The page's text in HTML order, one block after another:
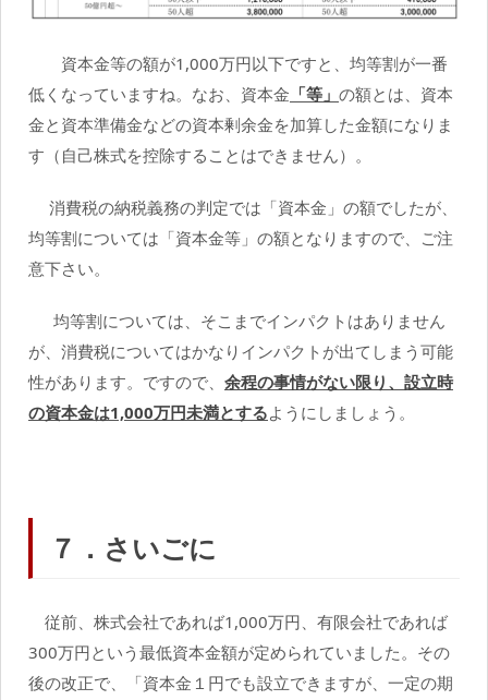
資本金等の額が1,000万円以下ですと、均等割が一番
低くなっていますね。なお、資本金 「等」 の額とは、資本
金と資本準備金などの資本剰余金を加算した金額になりま
す（自己株式を控除することはできません）。
消費税の納税義務の判定では「資本金」の額でしたが、
均等割については「資本金等」の額となりますので、ご注
意下さい。
均等割については、そこまでインパクトはありません
が、消費税についてはかなりインパクトが出てしまう可能
性があります。ですので、 余程の事情がない限り、設立時
の資本金は1,000万円未満とするようにしましょう。
７．さいごに
従前、株式会社であれば1,000万円、有限会社であれば
300万円という最低資本金額が定められていました。その
後の改正で、「資本金１円でも設立できますが、一定の期